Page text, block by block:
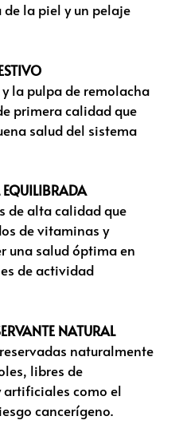
la piel y un pelaje
la pulpa de remolacha
primera calidad que
salud del sistema
de alta calidad que
de vitaminas y
una salud óptima en
de actividad
NATURAL
naturalmente
libres de
artificiales como el
cancerígeno.